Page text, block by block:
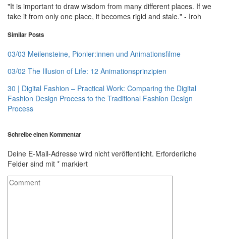
"It is important to draw wisdom from many different places. If we
take it from only one place, it becomes rigid and stale." - Iroh
Similar Posts
03/03 Meilensteine, Pionier:innen und Animationsfilme
03/02 The Illusion of Life: 12 Animationsprinzipien
30 | Digital Fashion – Practical Work: Comparing the Digital
Fashion Design Process to the Traditional Fashion Design
Process
Schreibe einen Kommentar
Deine E-Mail-Adresse wird nicht veröffentlicht. Erforderliche
Felder sind mit * markiert